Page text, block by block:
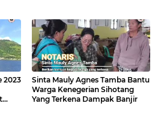
2023
Sinta Mauly Agnes Tamba Bantu
Warga Kenegerian Sihotang
Yang Terkena Dampak Banjir